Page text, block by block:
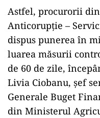
Astfel, procurorii
Anticorupţie –
dispus punerea în
luarea măsurii
de 60 de zile,
Livia Ciobanu, şef
Generale Buget
din Ministerul